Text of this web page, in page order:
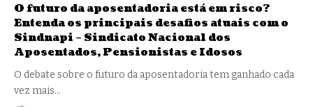
O futuro da aposentadoria está em risco?
Entenda os principais desafios atuais com o
Sindnapi – Sindicato Nacional dos
Aposentados, Pensionistas e Idosos
O debate sobre o futuro da aposentadoria tem ganhado cada
vez mais…